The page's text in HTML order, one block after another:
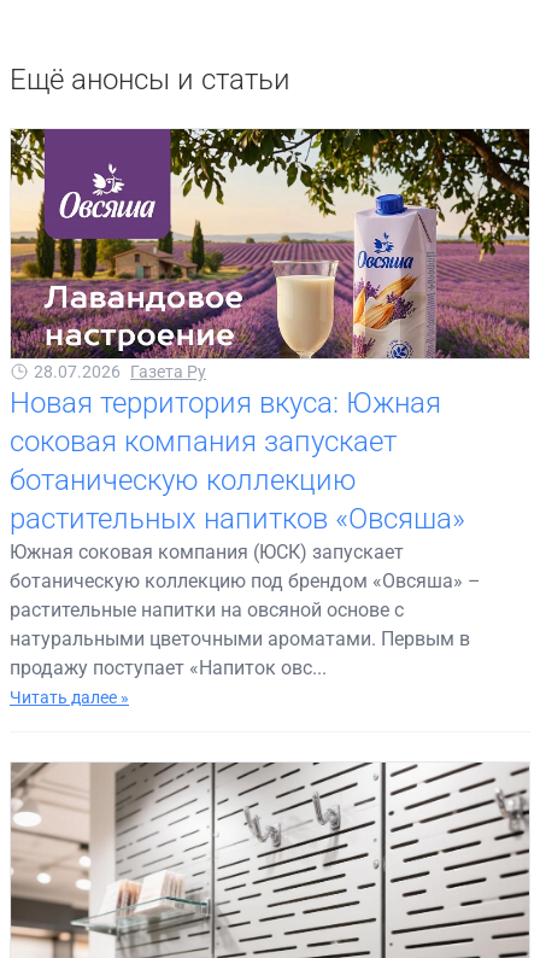
Ещё анонсы и статьи
28.07.2026 Газета Ру
Новая территория вкуса: Южная
соковая компания запускает
ботаническую коллекцию
растительных напитков «Овсяша»
Южная соковая компания (ЮСК) запускает
ботаническую коллекцию под брендом «Овсяша» –
растительные напитки на овсяной основе с
натуральными цветочными ароматами. Первым в
продажу поступает «Напиток овс...
Читать далее »